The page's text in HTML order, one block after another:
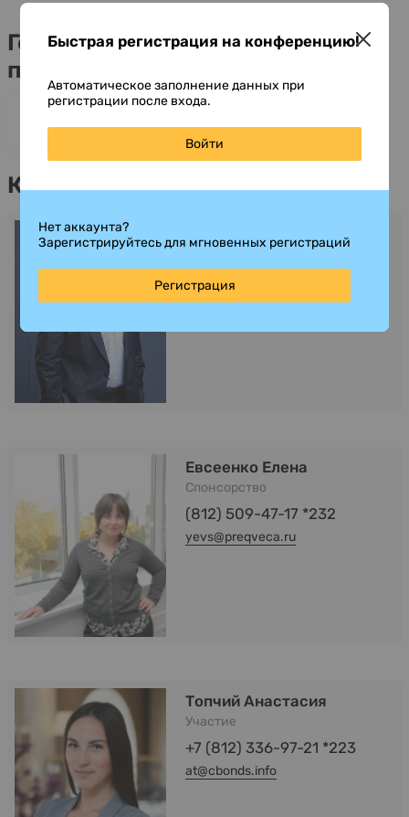
Генеральные информационные
партнеры
Контакты
+7 (812) 509-47-17 *141
kanr@preqveca.me
Евсеенко Елена
Спонсорство
(812) 509-47-17 *232
yevs@preqveca.ru
Топчий Анастасия
Участие
+7 (812) 336-97-21 *223
at@cbonds.info
Быстрая регистрация на конференцию!
Автоматическое заполнение данных при
регистрации после входа.
Войти
Нет аккаунта?
Зарегистрируйтесь для мгновенных регистраций
Регистрация